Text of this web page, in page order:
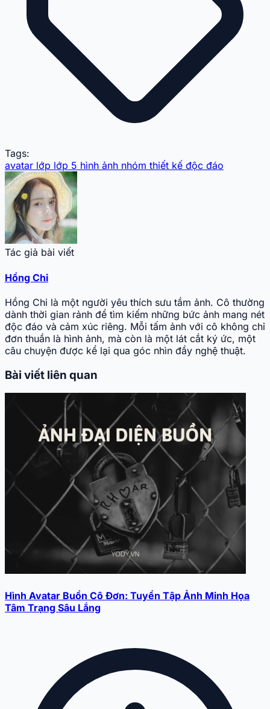
Tags:
avatar lớp lớp 5 hình ảnh nhóm thiết kế độc đáo
Tác giả bài viết
Hồng Chi
Hồng Chi là một người yêu thích sưu tầm ảnh. Cô thường
dành thời gian rảnh để tìm kiếm những bức ảnh mang nét
độc đáo và cảm xúc riêng. Mỗi tấm ảnh với cô không chỉ
đơn thuần là hình ảnh, mà còn là một lát cắt ký ức, một
câu chuyện được kể lại qua góc nhìn đầy nghệ thuật.
Bài viết liên quan
Hình Avatar Buồn Cô Đơn: Tuyển Tập Ảnh Minh Họa
Tâm Trạng Sâu Lắng